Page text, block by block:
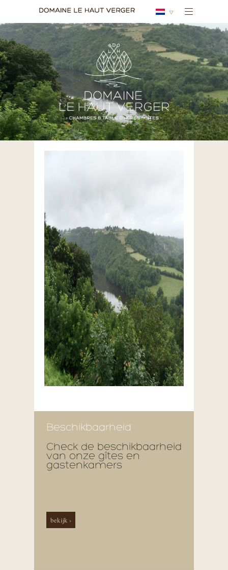
Beschikbaarheid
Check de beschikbaarheid
van onze gîtes en
gastenkamers
bekijk ›